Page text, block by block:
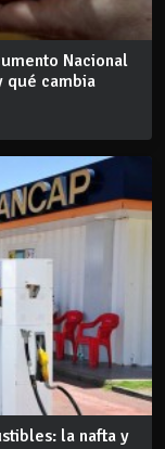
Nacional
qué cambia
la nafta y